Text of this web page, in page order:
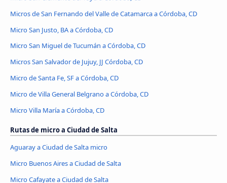
Micros de San Fernando del Valle de Catamarca a Córdoba, CD
Micro San Justo, BA a Córdoba, CD
Micro San Miguel de Tucumán a Córdoba, CD
Micros San Salvador de Jujuy, JJ Córdoba, CD
Micro de Santa Fe, SF a Córdoba, CD
Micro de Villa General Belgrano a Córdoba, CD
Micro Villa María a Córdoba, CD
Rutas de micro a Ciudad de Salta
Aguaray a Ciudad de Salta micro
Micro Buenos Aires a Ciudad de Salta
Micro Cafayate a Ciudad de Salta